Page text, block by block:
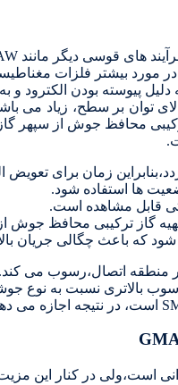
توان بر سطح، زیاد می
محافظ جوش از سپهر